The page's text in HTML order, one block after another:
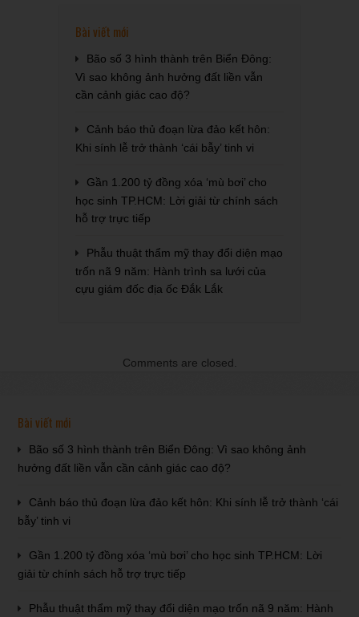
Bài viết mới
Bão số 3 hình thành trên Biển Đông:
Vì sao không ảnh hưởng đất liền vẫn
cần cảnh giác cao độ?
Cảnh báo thủ đoạn lừa đảo kết hôn:
Khi sính lễ trở thành ‘cái bẫy’ tinh vi
Gần 1.200 tỷ đồng xóa ‘mù bơi’ cho
học sinh TP.HCM: Lời giải từ chính sách
hỗ trợ trực tiếp
Phẫu thuật thẩm mỹ thay đổi diện mạo
trốn nã 9 năm: Hành trình sa lưới của
cựu giám đốc địa ốc Đắk Lắk
Comments are closed.
Bài viết mới
Bão số 3 hình thành trên Biển Đông: Vì sao không ảnh
hưởng đất liền vẫn cần cảnh giác cao độ?
Cảnh báo thủ đoạn lừa đảo kết hôn: Khi sính lễ trở thành ‘cái
bẫy’ tinh vi
Gần 1.200 tỷ đồng xóa ‘mù bơi’ cho học sinh TP.HCM: Lời
giải từ chính sách hỗ trợ trực tiếp
Phẫu thuật thẩm mỹ thay đổi diện mạo trốn nã 9 năm: Hành